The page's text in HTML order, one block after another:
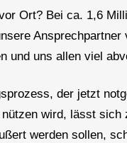
Ort? Bei ca. 1,6
und uns allen viel
der jetzt
wird, lässt
werden sollen,